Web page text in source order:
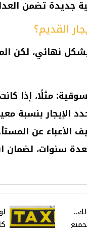
جديدة تضمن
القديم؟
نهائي، لكن
مثلًا، إذا
الإيجار بنسبة
الأعباء عن
سنوات، لضمان